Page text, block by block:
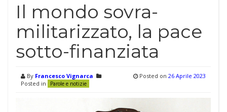
Il mondo sovra-
militarizzato, la pace
sotto-finanziata
By Francesco Vignarca
Posted in
Parole e notizie
Posted on 26 Aprile 2023